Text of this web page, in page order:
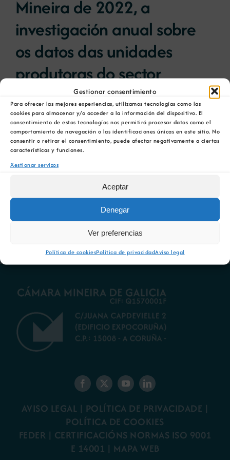
Gestionar consentimiento
Para ofrecer las mejores experiencias, utilizamos tecnologías como las
cookies para almacenar y/o acceder a la información del dispositivo. El
consentimiento de estas tecnologías nos permitirá procesar datos como el
comportamiento de navegación o las identificaciones únicas en este sitio. No
consentir o retirar el consentimiento, puede afectar negativamente a ciertas
características y funciones.
Xestionar servizos
Aceptar
Denegar
Ver preferencias
Política de cookiesPolítica de privacidadAviso legal
Novas
Mineira de 2022, a
investigación anual sobre
os datos das unidades
produtoras do sector
mineiro en España
A Dirección Xeral de Política Enerxética e Minas
do Ministerio [...]
8 Maio, 2024
AVISO LEGAL | POLÍTICA DE PRIVACIDADE |
POLÍTICA DE COOKIES
FEDER | CERTIFICACIÓNS NORMAS ISO 9001
E 14001 | MAPA WEB